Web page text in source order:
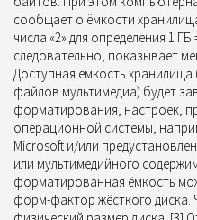
сообщает о ёмкости
числа «2» для определения 1 ГБ
следовательно, показывает
Доступная ёмкость
файлов мультимедиа) будет
форматирования, настроек,
операционной системы,
Microsoft и/или
или мультимедийного
форматированная ёмкость
форм-фактор жёсткого диска.